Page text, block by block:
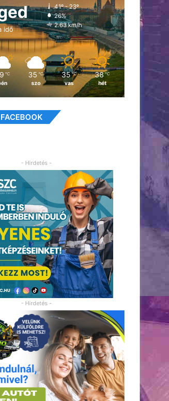
idő
41º - 23º
26%
2.63 km/h
℃ 35 ℃
szo
35 ℃
vas
38 ℃
hét
- Hirdetés -
- Hirdetés -